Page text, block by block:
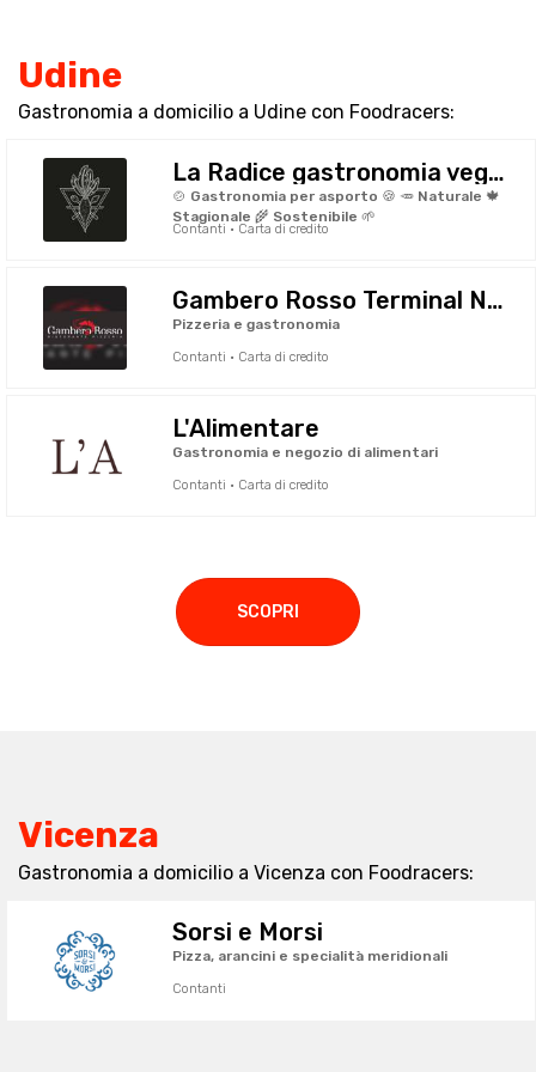
Udine
Gastronomia a domicilio a Udine con Foodracers:
La Radice gastronomia vegana
🍲 Gastronomia per asporto 🍪 🥕 Naturale 🍁
Stagionale 🌾 Sostenibile 🌱
Contanti · Carta di credito
Gambero Rosso Terminal Nord
Pizzeria e gastronomia
Contanti · Carta di credito
L'Alimentare
Gastronomia e negozio di alimentari
Contanti · Carta di credito
SCOPRI
Vicenza
Gastronomia a domicilio a Vicenza con Foodracers:
Sorsi e Morsi
Pizza, arancini e specialità meridionali
Contanti